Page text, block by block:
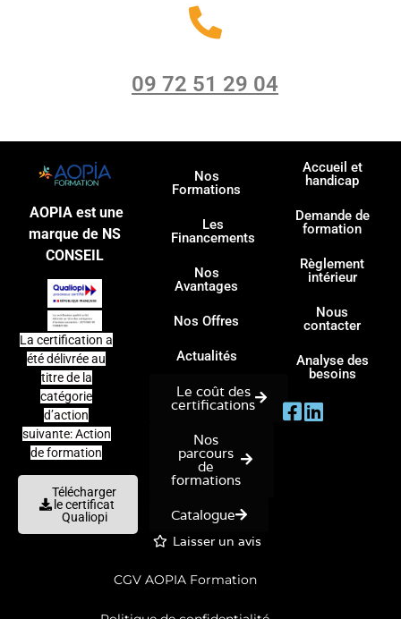
09 72 51 29 04
AOPIA est une
marque de NS
CONSEIL
La certification a
été délivrée au
titre de la
catégorie
d’action
suivante: Action
de formation
Télécharger
le certificat
Qualiopi
Nos
Formations
Les
Financements
Nos
Avantages
Nos Offres
Actualités
Le coût des
certifications
Nos
parcours
de
formations
Catalogue
Laisser un avis
Accueil et
handicap
Demande de
formation
Règlement
intérieur
Nous
contacter
Analyse des
besoins
CGV AOPIA Formation